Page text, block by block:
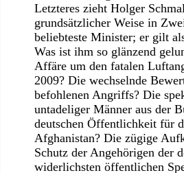
Letzteres zieht Holger
grundsätzlicher Weise in
beliebteste Minister; er gilt
Was ist ihm so glänzend
Affäre um den fatalen
2009? Die wechselnde
befohlenen Angriffs? Die
untadeliger Männer aus der
deutschen Öffentlichkeit für
Afghanistan? Die zügige
Schutz der Angehörigen der
widerlichsten öffentlichen